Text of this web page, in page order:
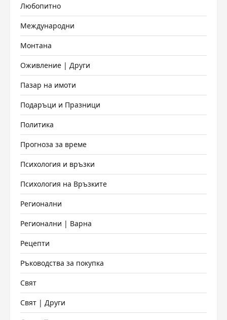
Любопитно
Международни
Монтана
Оживление | Други
Пазар на имоти
Подаръци и Празници
Политика
Прогноза за време
Психология и връзки
Психология на Връзките
Регионални
Регионални | Варна
Рецепти
Ръководства за покупка
Свят
Свят | Други